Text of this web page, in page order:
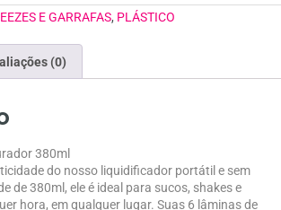
E GARRAFAS, PLÁSTICO
(0)
380ml
do nosso liquidificador portátil e sem
de 380ml, ele é ideal para sucos, shakes e
hora, em qualquer lugar. Suas 6 lâminas de